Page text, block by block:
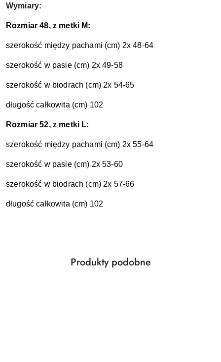
Wymiary:
Rozmiar 48, z metki M:
szerokość między pachami (cm) 2x 48-64
szerokość w pasie (cm) 2x 49-58
szerokość w biodrach (cm) 2x 54-65
długość całkowita (cm) 102
Rozmiar 52, z metki L:
szerokość między pachami (cm) 2x 55-64
szerokość w pasie (cm) 2x 53-60
szerokość w biodrach (cm) 2x 57-66
długość całkowita (cm) 102
Pomiń karuzelę produktów
Produkty
Produkty podobne